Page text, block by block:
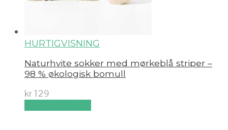
HURTIGVISNING
Naturhvite sokker med mørkeblå striper –
98 % økologisk bomull
kr 129